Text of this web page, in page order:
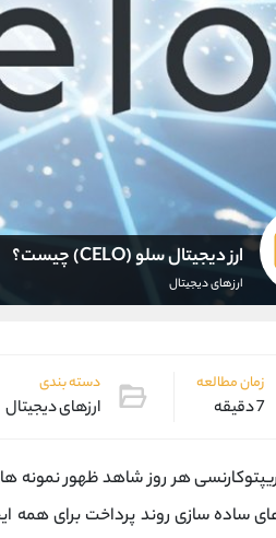
ارز دیجیتال سلو (CELO) چیست؟
ارزهای دیجیتال
زمان مطالعه
7 دقیقه
دسته بندی
ارزهای دیجیتال
هر روز شاهد ظهور نمونه‌
ساده‌ سازی روند پرداخت برای همه